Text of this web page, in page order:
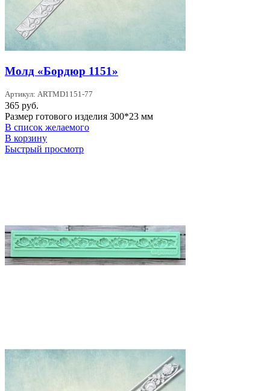
Молд «Бордюр 1151»
Артикул: ARTMD1151-77
365 руб.
Размер готового изделия 300*23 мм
В список желаемого
В корзину
Быстрый просмотр